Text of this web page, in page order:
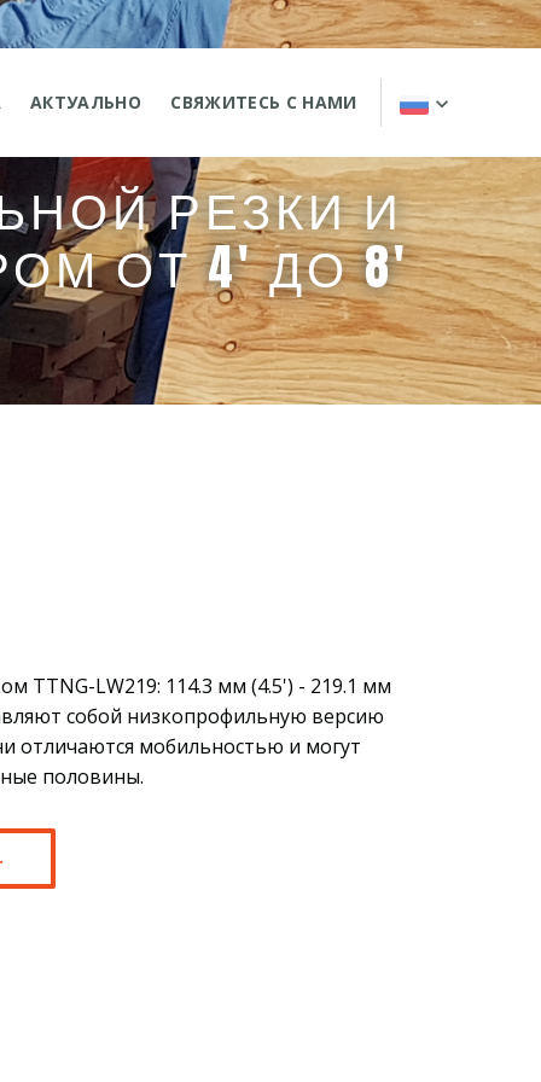
АКТУАЛЬНО CВЯЖИТЕСЬ С НАМИ
РЕЗКИ И
ОТ 4' ДО 8'
TTNG-LW219: 114.3 мм (4.5') - 219.1 мм
собой низкопрофильную версию
отличаются мобильностью и могут
половины.